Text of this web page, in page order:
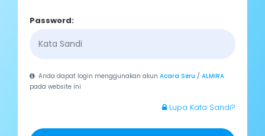
Password:
Anda dapat login menggunakan akunAcara Seru /ALMIRA
pada website ini
Lupa Kata Sandi?